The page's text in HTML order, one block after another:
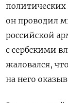
он проводил
российской
с сербскими
жаловался,
на него